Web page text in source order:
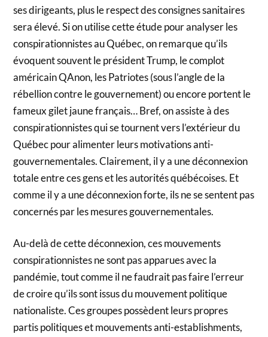
ses dirigeants, plus le respect des consignes sanitaires
sera élevé. Si on utilise cette étude pour analyser les
conspirationnistes au Québec, on remarque qu’ils
évoquent souvent le président Trump, le complot
américain QAnon, les Patriotes (sous l’angle de la
rébellion contre le gouvernement) ou encore portent le
fameux gilet jaune français… Bref, on assiste à des
conspirationnistes qui se tournent vers l’extérieur du
Québec pour alimenter leurs motivations anti-
gouvernementales. Clairement, il y a une déconnexion
totale entre ces gens et les autorités québécoises. Et
comme il y a une déconnexion forte, ils ne se sentent pas
concernés par les mesures gouvernementales.
Au-delà de cette déconnexion, ces mouvements
conspirationnistes ne sont pas apparues avec la
pandémie, tout comme il ne faudrait pas faire l’erreur
de croire qu’ils sont issus du mouvement politique
nationaliste. Ces groupes possèdent leurs propres
partis politiques et mouvements anti-establishments,